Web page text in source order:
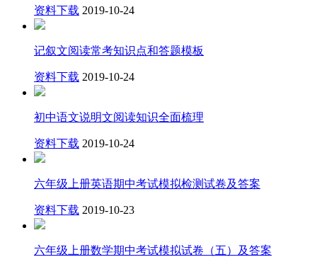
资料下载 2019-10-24
记叙文阅读常考知识点和答题模板
资料下载 2019-10-24
初中语文说明文阅读知识全面梳理
资料下载 2019-10-24
六年级上册英语期中考试模拟检测试卷及答案
资料下载 2019-10-23
六年级上册数学期中考试模拟试卷（五）及答案